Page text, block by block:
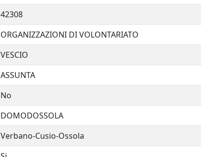
42308
ORGANIZZAZIONI DI VOLONTARIATO
VESCIO
ASSUNTA
No
DOMODOSSOLA
Verbano-Cusio-Ossola